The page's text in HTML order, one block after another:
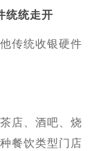
统统走开
传统收银硬件
店、酒吧、烧
餐饮类型门店